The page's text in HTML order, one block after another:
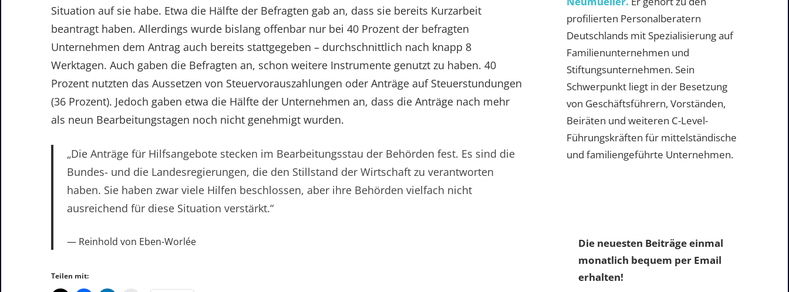
Situation auf sie habe. Etwa die Hälfte der Befragten gab an, dass sie bereits Kurzarbeit
beantragt haben. Allerdings wurde bislang offenbar nur bei 40 Prozent der befragten
Unternehmen dem Antrag auch bereits stattgegeben – durchschnittlich nach knapp 8
Werktagen. Auch gaben die Befragten an, schon weitere Instrumente genutzt zu haben. 40
Prozent nutzten das Aussetzen von Steuervorauszahlungen oder Anträge auf Steuerstundungen
(36 Prozent). Jedoch gaben etwa die Hälfte der Unternehmen an, dass die Anträge nach mehr
als neun Bearbeitungstagen noch nicht genehmigt wurden.
„Die Anträge für Hilfsangebote stecken im Bearbeitungsstau der Behörden fest. Es sind die
Bundes- und die Landesregierungen, die den Stillstand der Wirtschaft zu verantworten
haben. Sie haben zwar viele Hilfen beschlossen, aber ihre Behörden vielfach nicht
ausreichend für diese Situation verstärkt.“
Reinhold von Eben-Worlée
Teilen mit:
profilierten Personalberatern
Deutschlands mit Spezialisierung auf
Familienunternehmen und
Stiftungsunternehmen. Sein
Schwerpunkt liegt in der Besetzung
von Geschäftsführern, Vorständen,
Beiräten und weiteren C-Level-
Führungskräften für mittelständische
und familiengeführte Unternehmen.
Die neuesten Beiträge einmal
monatlich bequem per Email
erhalten!